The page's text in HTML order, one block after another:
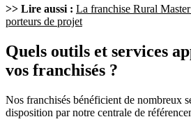
>> Lire aussi : La franchise Rural
porteurs de projet
Quels outils et services
vos franchisés ?
Nos franchisés bénéficient de nombreux
disposition par notre centrale de